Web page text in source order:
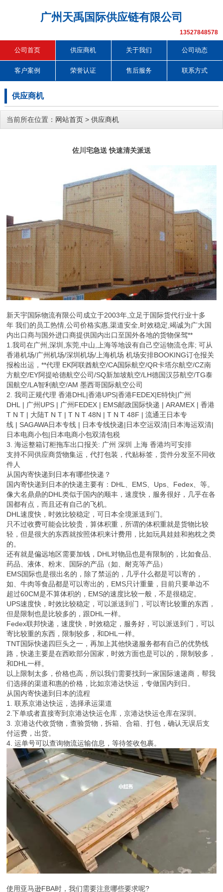
广州天禹国际供应链有限公司
13527848578
公司首页 供应商机 关于我们 公司动态
客户案例 荣誉认证 售后服务 联系方式
供应商机
当前所在位置： 网站首页 > 供应商机
佐川宅急送 快速清关派送
新天宇国际物流有限公司成立于2003年,立足于国际货代行业十多
年 我们的员工热情,公司价格实惠,渠道安全,时效稳定,竭诚为广大国
内出口商与国外进口商提供国内出口至国外各地的货物保驾**
1.我司在广州,深圳,东莞,中山,上海等地设有自己空运物流仓库; 可从
香港机场/广州机场/深圳机场/上海机场 机场安排BOOKING订仓报关
报检出运，**代理 EK阿联酋航空/CA国际航空/QR卡塔尔航空/CZ南
方航空/EY阿提哈德航空公司/SQ新加坡航空/LH德国汉莎航空/TG泰
国航空/LA智利航空/AM 墨西哥国际航空公司
2. 我司正规代理 香港DHL|香港UPS|香港FEDEX|E特快|广州
DHL | 广州UPS | 广州FEDEX | EMS邮政国际快递 | ARAMEX | 香港
T N T | 大陆T N T | T N T 48N | T N T 48F | 流通王日本专
线 | SAGAWA日本专线 | 日本专线快递|日本空运双清|日本海运双清|
日本电商小包|日本电商小包双清包税
3. 海运整箱订柜拖车出口报关: 广州 深圳 上海 香港均可安排
支持不同供应商货物集运，代打包装，代贴标签，货件分发至不同收
件人
从国内寄快递到日本有哪些快递？
国内寄快递到日本的快递主要有：DHL、EMS、Ups、Fedex、等。
像大名鼎鼎的DHL类似于国内的顺丰，速度快，服务很好，几乎在各
国都有点，而且还有自己的飞机。
DHL速度快，时效比较稳定，可日本全境派送到门。
只不过收费可能会比较贵，算体积重，所谓的体积重就是货物比较
轻，但是很大的东西就按照体积来计费用，比如玩具娃娃和抱枕之类
的。
还有就是偏远地区需要加钱，DHL对物品也是有限制的，比如食品、
药品、液体、粉末、国际的产品（如、耐克等产品）
EMS国际也是很出名的，除了禁运的，几乎什么都是可以寄的，
如、牛肉等食品都是可以寄出的，EMS只计重量，目前只要单边不
超过60CM是不算体积的，EMS的速度比较一般，不是很稳定。
UPS速度快，时效比较稳定，可以派送到门，可以寄比较重的东西，
但是限制也是比较多的，跟DHL一样。
Fedex联邦快递，速度快，时效稳定，服务好，可以派送到门，可以
寄比较重的东西，限制较多，和DHL一样。
TNT国际快递四巨头之一，再加上其他快递服务都有自己的优势线
路，快递主要是在西欧部分国家，时效方面也是可以的，限制较多，
和DHL一样。
以上限制太多，价格也高，所以我们需要找到一家国际速递商，帮我
们选择的渠道和惠的价格，比如京港达快运，专做国内到日。
从国内寄快递到日本的流程
1. 联系京港达快运，选择承运渠道
2.下单或者直接寄到京港达快运仓库，京港达快运仓库在深圳。
3. 京港达代收货物，查验货物，拆箱、合箱、打包，确认无误后支
付运费，出货。
4. 运单号可以查询物流运输信息，等待签收包裹。
使用亚马逊FBA时，我们需要注意哪些要求呢?